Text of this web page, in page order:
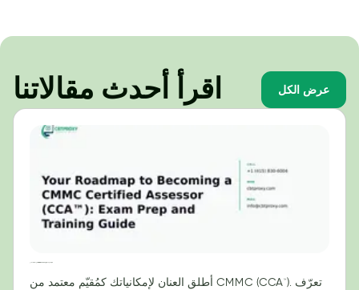
اقرأ أحدث مقالاتنا عرض الكل
أطلق العنان لإمكانياتك كمُقيّم معتمد من CMMC (CCA™). تعرّف